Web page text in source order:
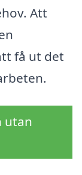
Att
få ut det
utan